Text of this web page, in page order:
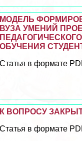
МОДЕЛЬ
ВУЗА УМЕНИЙ
ОБУЧЕНИЯ
Статья в формате
К ВОПРОСУ
Статья в формате